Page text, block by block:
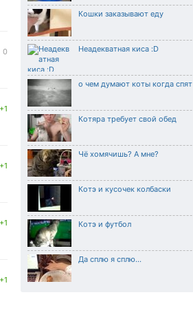
Кошки заказывают еду
Неадекватная киса :D
о чем думают коты когда спят
Котяра требует свой обед
Чё хомячишь? А мне?
Котэ и кусочек колбаски
Котэ и футбол
Да сплю я сплю...
0
+1
+1
+1
+1